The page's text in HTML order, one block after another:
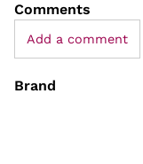
Comments
Add a comment
Brand